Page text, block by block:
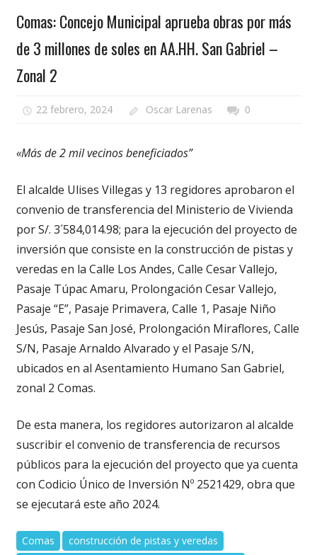
Comas: Concejo Municipal aprueba obras por más
de 3 millones de soles en AA.HH. San Gabriel –
Zonal 2
22 febrero, 2024 Oscar Larenas 0
«Más de 2 mil vecinos beneficiados”
El alcalde Ulises Villegas y 13 regidores aprobaron el
convenio de transferencia del Ministerio de Vivienda
por S/. 3´584,014.98; para la ejecución del proyecto de
inversión que consiste en la construcción de pistas y
veredas en la Calle Los Andes, Calle Cesar Vallejo,
Pasaje Túpac Amaru, Prolongación Cesar Vallejo,
Pasaje “E”, Pasaje Primavera, Calle 1, Pasaje Niño
Jesús, Pasaje San José, Prolongación Miraflores, Calle
S/N, Pasaje Arnaldo Alvarado y el Pasaje S/N,
ubicados en al Asentamiento Humano San Gabriel,
zonal 2 Comas.
De esta manera, los regidores autorizaron al alcalde
suscribir el convenio de transferencia de recursos
públicos para la ejecución del proyecto que ya cuenta
con Codicio Único de Inversión Nº 2521429, obra que
se ejecutará este año 2024.
Comas
construcción de pistas y veredas